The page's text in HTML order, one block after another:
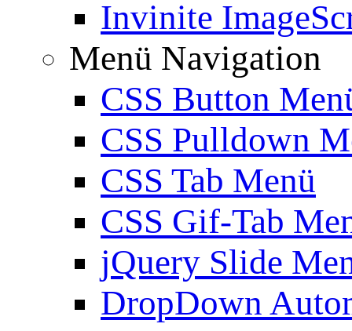
Invinite
Menü Navigation
CSS Button
CSS Pulldown
CSS Tab Menü
CSS Gif-Tab
jQuery Slide
DropDown